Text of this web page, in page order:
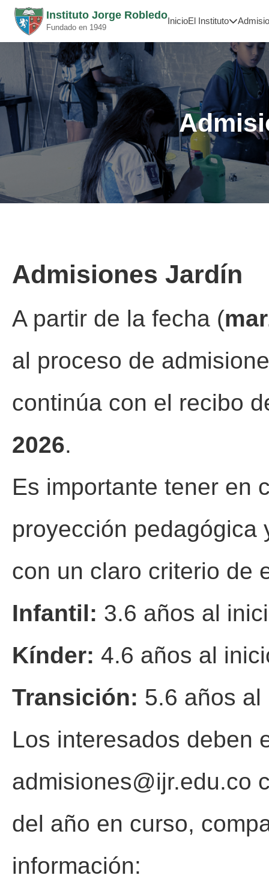
Instituto Jorge Robledo
Fundado en 1949
InicioEl Instituto
Admisiones Jardín
A partir de la fecha (
al proceso de
continúa con el recibo
2026.
Es importante tener en
proyección
con un claro criterio de
Infantil: 3.6 años al
Kínder: 4.6 años al
Transición: 5.6 años
Los interesados deben
admisiones@ijr.edu.co
del año en curso,
información: